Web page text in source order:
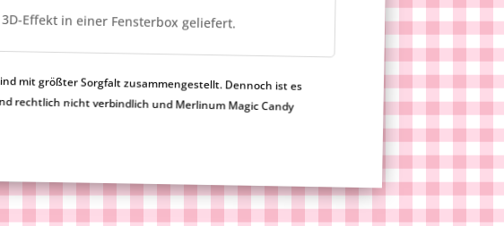
Effekt in einer Fensterbox geliefert.
mit größter Sorgfalt zusammengestellt. Dennoch ist es
sind rechtlich nicht verbindlich und Merlinum Magic Candy